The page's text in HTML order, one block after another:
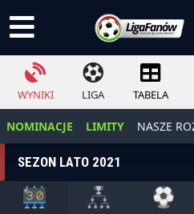
WYNIKI LIGA TABELA
NOMINACJE LIMITY NASZE
SEZON LATO 2021